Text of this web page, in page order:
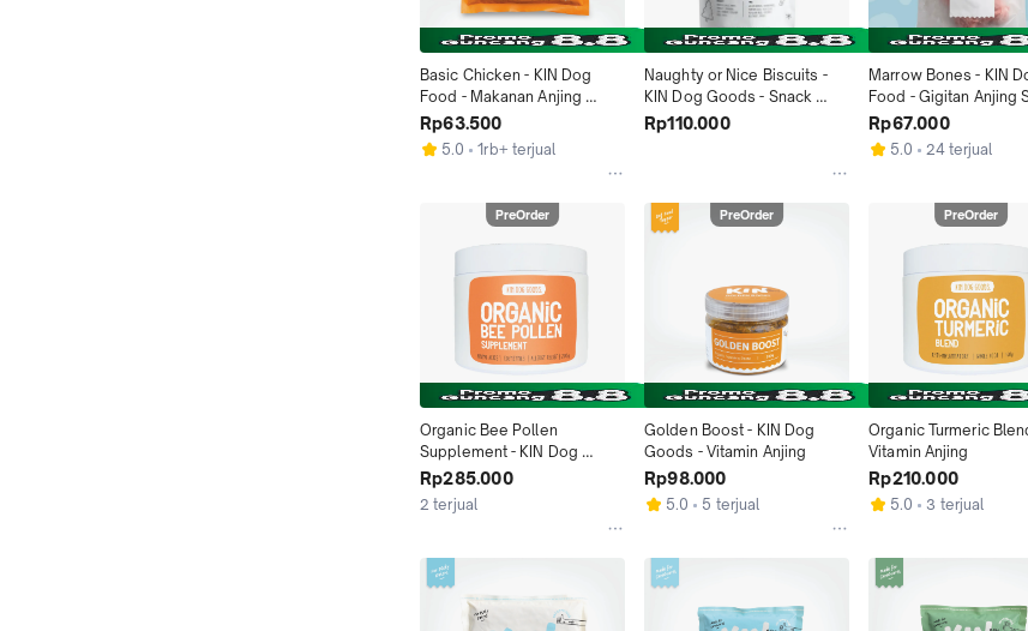
Basic Chicken - KIN Dog
Food - Makanan Anjing
Kucing
Rp63.500
5.0 1rb+ terjual
Naughty or Nice Biscuits -
KIN Dog Goods - Snack
Anjing Kucing
Rp110.000
Marrow Bones - KIN
Food - Gigitan Anjing
Gigi
Rp67.000
5.0 24 terjual
PreOrder
Organic Bee Pollen
Supplement - KIN Dog
Goods - Vitamin Anjing
Rp285.000
2 terjual
PreOrder
Golden Boost - KIN Dog
Goods - Vitamin Anjing
Rp98.000
5.0 5 terjual
PreOrder
Organic Turmeric
Vitamin Anjing
Rp210.000
5.0 3 terjual